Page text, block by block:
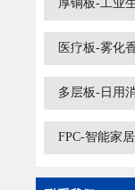
厚铜板-工业
医疗板-雾化
多层板-日用
FPC-智能家居